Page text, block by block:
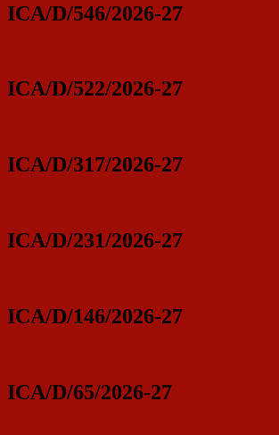
ICA/D/546/2026-27
ICA/D/522/2026-27
ICA/D/317/2026-27
ICA/D/231/2026-27
ICA/D/146/2026-27
ICA/D/65/2026-27